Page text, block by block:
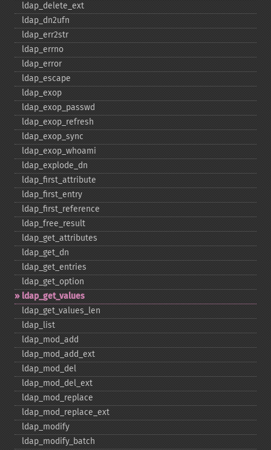
ldap_​delete_​ext
ldap_​dn2ufn
ldap_​err2str
ldap_​errno
ldap_​error
ldap_​escape
ldap_​exop
ldap_​exop_​passwd
ldap_​exop_​refresh
ldap_​exop_​sync
ldap_​exop_​whoami
ldap_​explode_​dn
ldap_​first_​attribute
ldap_​first_​entry
ldap_​first_​reference
ldap_​free_​result
ldap_​get_​attributes
ldap_​get_​dn
ldap_​get_​entries
ldap_​get_​option
ldap_​get_​values
ldap_​get_​values_​len
ldap_​list
ldap_​mod_​add
ldap_​mod_​add_​ext
ldap_​mod_​del
ldap_​mod_​del_​ext
ldap_​mod_​replace
ldap_​mod_​replace_​ext
ldap_​modify
ldap_​modify_​batch